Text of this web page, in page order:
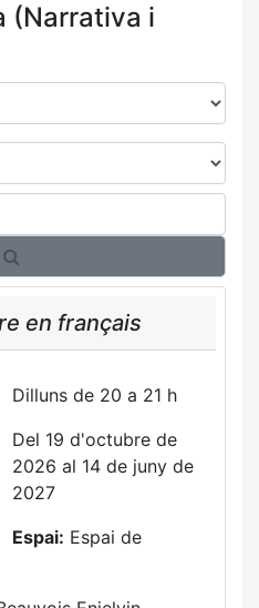
(Narrativa i
en français
Dilluns de 20 a 21 h
Del 19 d'octubre de
2026 al 14 de juny de
2027
Espai: Espai de